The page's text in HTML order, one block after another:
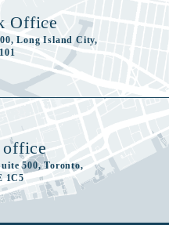
Office
Long Island City,
office
500, Toronto,
1C5